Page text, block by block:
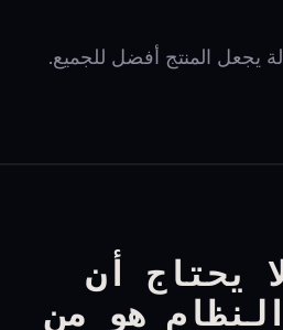
يجعل المنتج أفضل للجميع.
يحتاج أن
هو من